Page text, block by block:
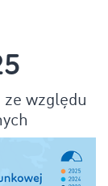
ze względu